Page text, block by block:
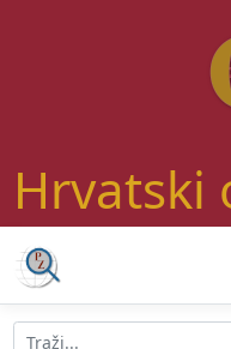
Hrvatski